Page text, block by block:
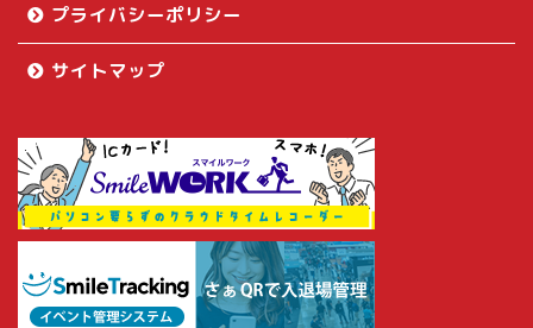
プライバシーポリシー
サイトマップ